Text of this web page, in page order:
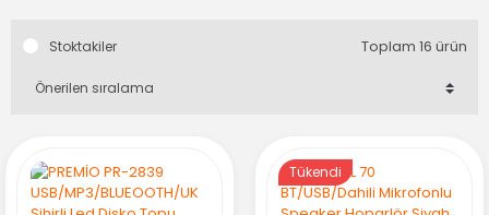
Stoktakiler Toplam 16 ürün
Tükendi